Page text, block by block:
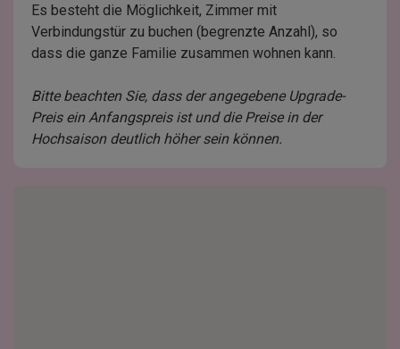
Es besteht die Möglichkeit, Zimmer mit
Verbindungstür zu buchen (begrenzte Anzahl), so
dass die ganze Familie zusammen wohnen kann.
Bitte beachten Sie, dass der angegebene Upgrade-
Preis ein Anfangspreis ist und die Preise in der
Hochsaison deutlich höher sein können.